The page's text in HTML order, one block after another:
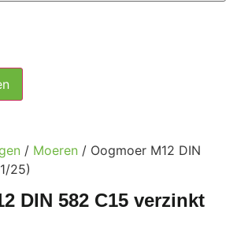
/ Moeren / Oogmoer M12 DIN
25)
DIN 582 C15 verzinkt